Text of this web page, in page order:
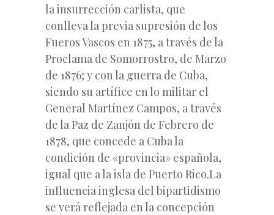
la insurrección carlista, que
conlleva la previa supresión de los
Fueros Vascos en 1875, a través de la
Proclama de Somorrostro, de Marzo
de 1876; y con la guerra de Cuba,
siendo su artífice en lo militar el
General Martínez Campos, a través
de la Paz de Zanjón de Febrero de
1878, que concede a Cuba la
condición de «provincia» española,
igual que a la isla de Puerto Rico.La
influencia inglesa del bipartidismo
se verá reflejada en la concepción